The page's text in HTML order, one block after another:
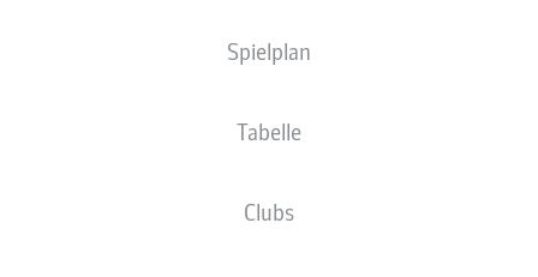
Spielplan
Tabelle
Clubs